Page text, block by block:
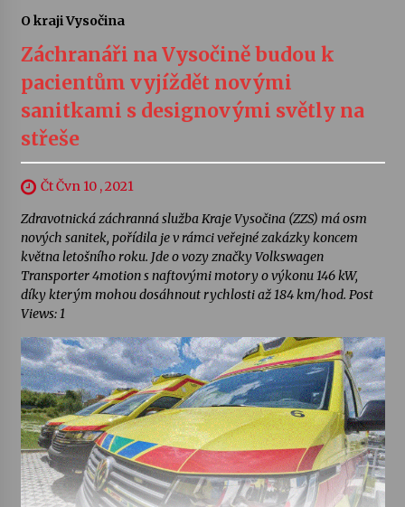
O kraji Vysočina
Záchranáři na Vysočině budou k
pacientům vyjíždět novými
sanitkami s designovými světly na
střeše
Čt Čvn 10 , 2021
Zdravotnická záchranná služba Kraje Vysočina (ZZS) má osm
nových sanitek, pořídila je v rámci veřejné zakázky koncem
května letošního roku. Jde o vozy značky Volkswagen
Transporter 4motion s naftovými motory o výkonu 146 kW,
díky kterým mohou dosáhnout rychlosti až 184 km/hod. Post
Views: 1